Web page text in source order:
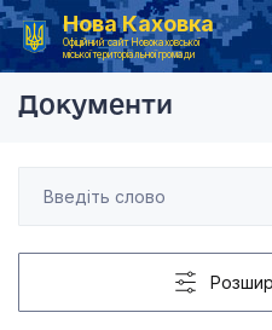
Нова Каховка
Офіційний сайт Новокаховської
міської територіальної громади
Головна
Документи